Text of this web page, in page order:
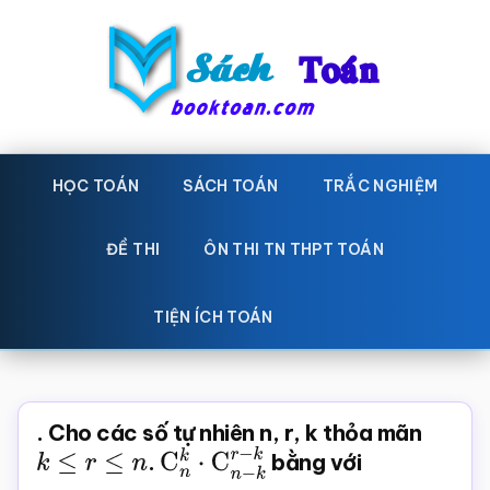
Sách
Toán
toán
Học
toán,
giáo
Toán,
trắc
HỌC TOÁN SÁCH TOÁN TRẮC NGHIỆM
ĐỀ THI ÔN THI TN THPT TOÁN
TIỆN ÍCH TOÁN
. Cho các số tự nhiên n, r, k thỏa mãn
k≤r≤ n . Cnk⋅ Cn−k r−k
bằng với